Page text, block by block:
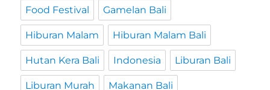
Food Festival Gamelan Bali
Hiburan Malam Hiburan Malam Bali
Hutan Kera Bali Indonesia Liburan Bali
Liburan Murah Makanan Bali